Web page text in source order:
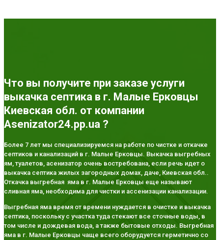
Что вы получите при заказе услуги
выкачка септика в г. Малые Ерковцы
Киевская обл. от компании
Asenizator24.pp.ua ?
Более 7 лет мы специализируемся на работе по чистке и откачке
септиков и канализаций в г. Малые Ерковцы. Выкачка выгребных
ям, туалетов, асенизатор очень востребована, если речь идет о
выкачка септика жилых загородных домах, даче, Киевская обл..
Откачка выгребная яма в г. Малые Ерковцы еще называют
сливная яма, необходима для чистки и ассенизации канализации.
Выгребная яма время от времени нуждается в очистке и выкачка
септика, поскольку с участка туда стекают все сточные воды, в
том числе и дождевая вода, а также бытовые отходы. Выгребная
яма в г. Малые Ерковцы чаще всего оборудуется герметично со